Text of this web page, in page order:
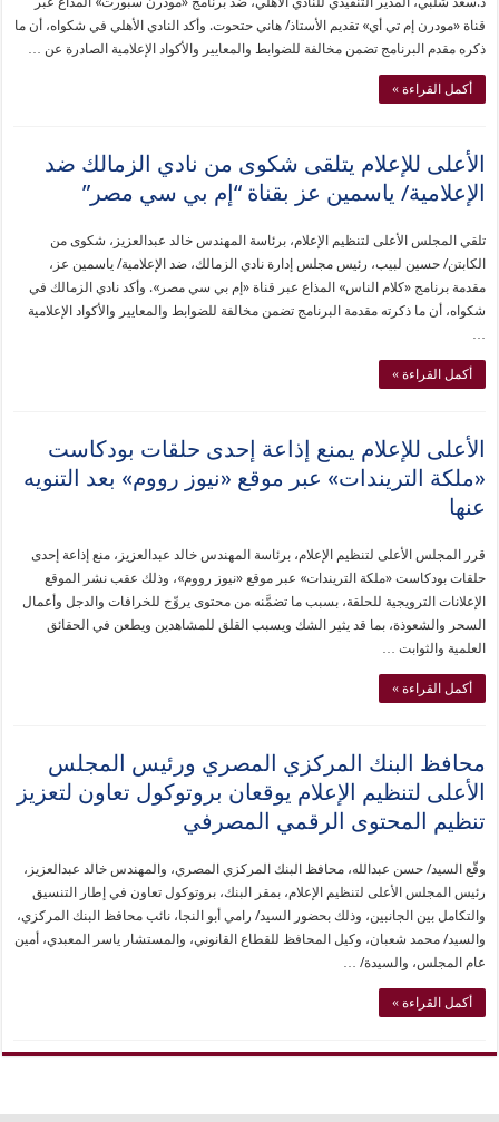
قناة «مودرن إم تي أي» تقديم الأستاذ/ هاني حتحوت. وأكد النادي الأهلي في شكواه، أن ما
ذكره مقدم البرنامج تضمن مخالفة للضوابط والمعايير والأكواد الإعلامية الصادرة عن …
أكمل القراءة »
الأعلى للإعلام يتلقى شكوى من نادي الزمالك ضد
الإعلامية/ ياسمين عز بقناة “إم بي سي مصر”
تلقي المجلس الأعلى لتنظيم الإعلام، برئاسة المهندس خالد عبدالعزيز، شكوى من
الكابتن/ حسين لبيب، رئيس مجلس إدارة نادي الزمالك، ضد الإعلامية/ ياسمين عز،
مقدمة برنامج «كلام الناس» المذاع عبر قناة «إم بي سي مصر». وأكد نادي الزمالك في
شكواه، أن ما ذكرته مقدمة البرنامج تضمن مخالفة للضوابط والمعايير والأكواد الإعلامية
…
أكمل القراءة »
الأعلى للإعلام يمنع إذاعة إحدى حلقات بودكاست
«ملكة التريندات» عبر موقع «نيوز رووم» بعد التنويه
عنها
قرر المجلس الأعلى لتنظيم الإعلام، برئاسة المهندس خالد عبدالعزيز، منع إذاعة إحدى
حلقات بودكاست «ملكة التريندات» عبر موقع «نيوز رووم»، وذلك عقب نشر الموقع
الإعلانات الترويجية للحلقة، بسبب ما تضمَّنه من محتوى يروِّج للخرافات والدجل وأعمال
السحر والشعوذة، بما قد يثير الشك ويسبب القلق للمشاهدين ويطعن في الحقائق
العلمية والثوابت …
أكمل القراءة »
محافظ البنك المركزي المصري ورئيس المجلس
الأعلى لتنظيم الإعلام يوقعان بروتوكول تعاون لتعزيز
تنظيم المحتوى الرقمي المصرفي
وقّع السيد/ حسن عبدالله، محافظ البنك المركزي المصري، والمهندس خالد عبدالعزيز،
رئيس المجلس الأعلى لتنظيم الإعلام، بمقر البنك، بروتوكول تعاون في إطار التنسيق
والتكامل بين الجانبين، وذلك بحضور السيد/ رامي أبو النجا، نائب محافظ البنك المركزي،
والسيد/ محمد شعبان، وكيل المحافظ للقطاع القانوني، والمستشار ياسر المعبدي، أمين
عام المجلس، والسيدة/ …
أكمل القراءة »